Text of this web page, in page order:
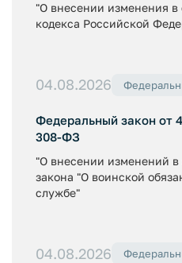
"О внесении изменения в
кодекса Российской
04.08.2026
Федеральный закон от
308-ФЗ
"О внесении изменений в
закона "О воинской
службе"
04.08.2026